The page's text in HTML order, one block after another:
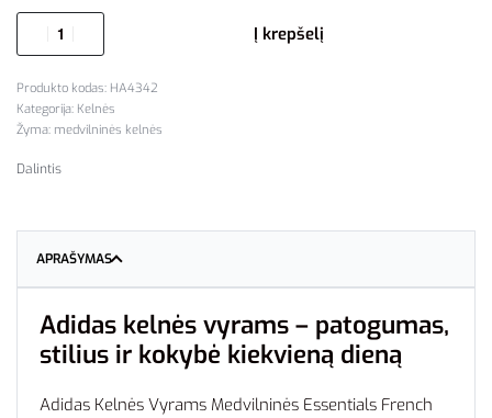
Į krepšelį
HA4342
Kategorija: Kelnės
Žyma: medvilninės kelnės
Dalintis
APRAŠYMAS
Adidas kelnės vyrams – patogumas,
stilius ir kokybė kiekvieną dieną
Adidas Kelnės Vyrams Medvilninės Essentials French